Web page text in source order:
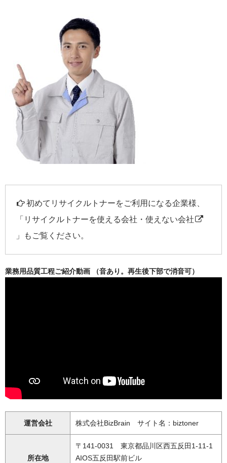
初めてリサイクルトナーをご利用になる企業様、
「 リサイクルトナーを使える会社・使えない会社
」もご覧ください。
業務用品質工程ご紹介動画 （音あり。再生後下部で消音可）
運営会社 株式会社BizBrain サイト名：biztoner
所在地
〒141-0031 東京都品川区西五反田1-11-1
AIOS五反田駅前ビル